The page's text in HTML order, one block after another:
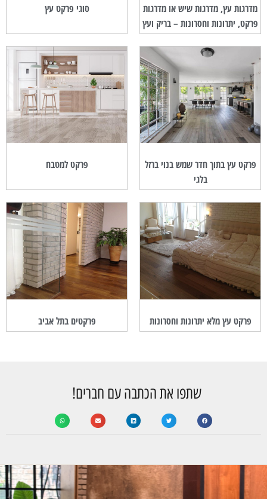
מדרגות עץ, מדרגות שיש או מדרגות
פרקט, יתרונות וחסרונות – בריק ועץ
סוגי פרקט עץ
פרקט עץ בתוך חדר שמש בנוי ברזל
בלגי
פרקט למטבח
פרקט עץ מלא יתרונות וחסרונות פרקטים בתל אביב
שתפו את הכתבה עם חברים!